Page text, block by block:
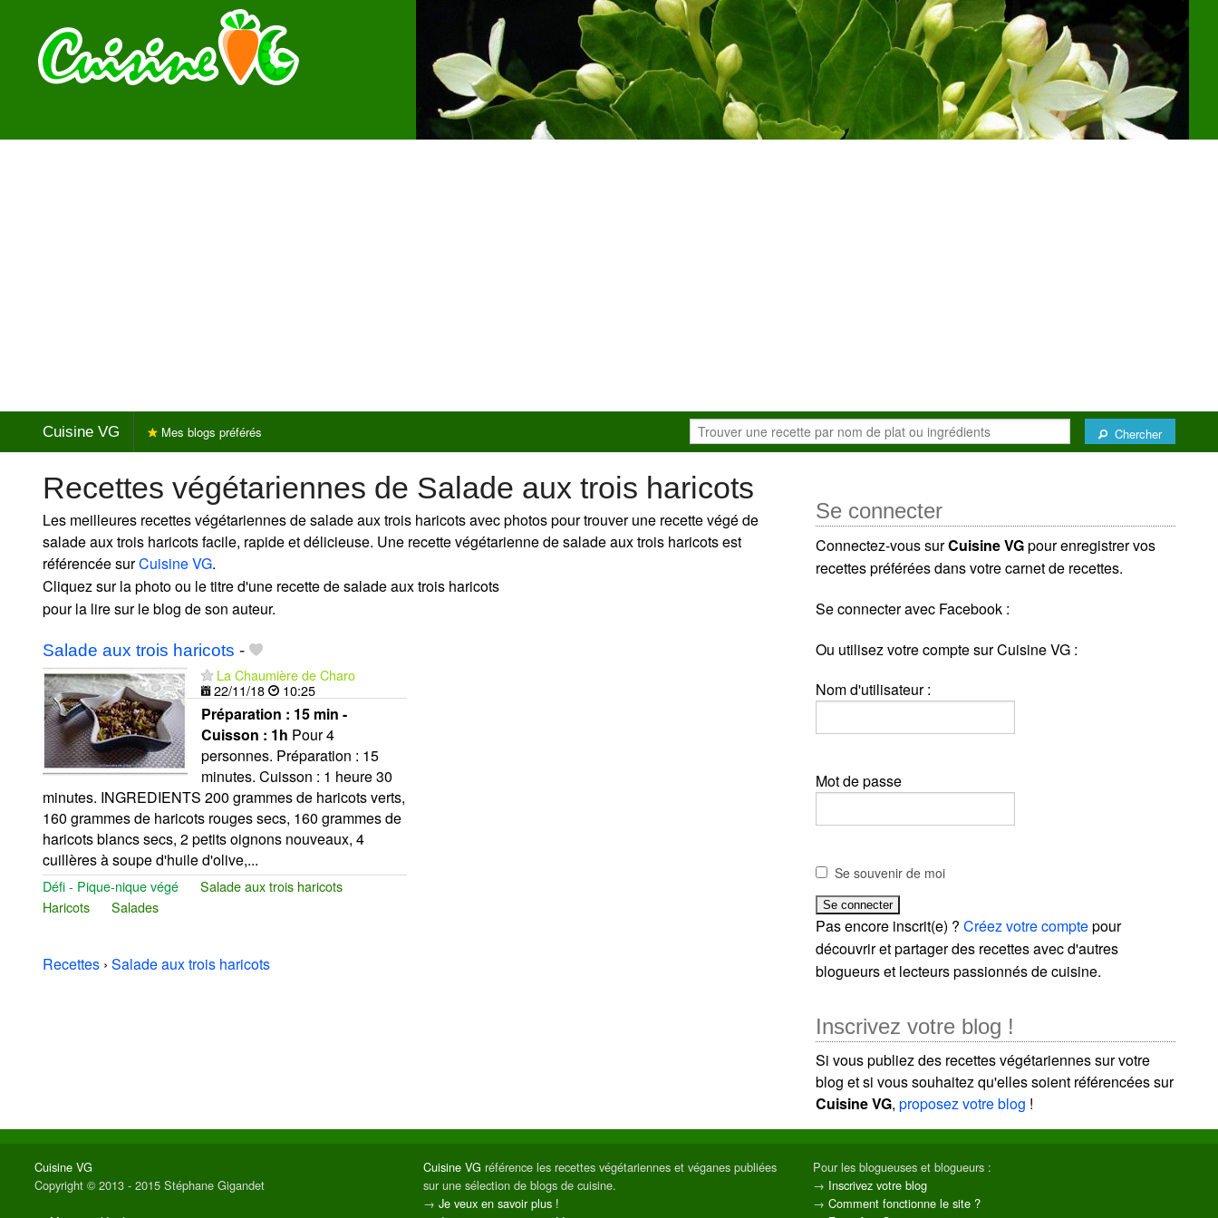
Cuisine VG Chercher
Mes blogs préférés
Recettes végétariennes de Salade aux trois haricots
Les meilleures recettes végétariennes de salade aux trois haricots avec photos pour trouver une recette végé de
salade aux trois haricots facile, rapide et délicieuse. Une recette végétarienne de salade aux trois haricots est
référencée surCuisine VG.
Cliquez sur la photo ou le titre d'une recette de salade aux trois haricots
pour la lire sur le blog de son auteur.
Salade aux trois haricots -
La Chaumière de Charo
22/11/18
10:25
Préparation : 15 min -
Cuisson : 1h Pour 4
personnes. Préparation : 15
minutes. Cuisson : 1 heure 30
minutes. INGREDIENTS 200 grammes de haricots verts,
160 grammes de haricots rouges secs, 160 grammes de
haricots blancs secs, 2 petits oignons nouveaux, 4
cuillères à soupe d'huile d'olive,...
Défi - Pique-nique végé
Salade aux trois haricots
Haricots
Salades
Recettes › Salade aux trois haricots
Se connecter
Connectez-vous surCuisine VGpour enregistrer vos
recettes préférées dans votre carnet de recettes.
Se connecter avec Facebook :
Ou utilisez votre compte sur Cuisine VG :
Nom d'utilisateur :
Mot de passe
Se souvenir de moi
Pas encore inscrit(e) ?Créez votre comptepour
découvrir et partager des recettes avec d'autres
blogueurs et lecteurs passionnés de cuisine.
Inscrivez votre blog !
Si vous publiez des recettes végétariennes sur votre
blog et si vous souhaitez qu'elles soient référencées sur
Cuisine VG,proposez votre blog !
Cuisine VG
Copyright © 2013 - 2015 Stéphane Gigandet
Cuisine VG référence les recettes végétariennes et véganes publiées
sur une sélection de blogs de cuisine.
→Je veux en savoir plus !
Pour les blogueuses et blogueurs :
→ Inscrivez votre blog
→ Comment fonctionne le site ?